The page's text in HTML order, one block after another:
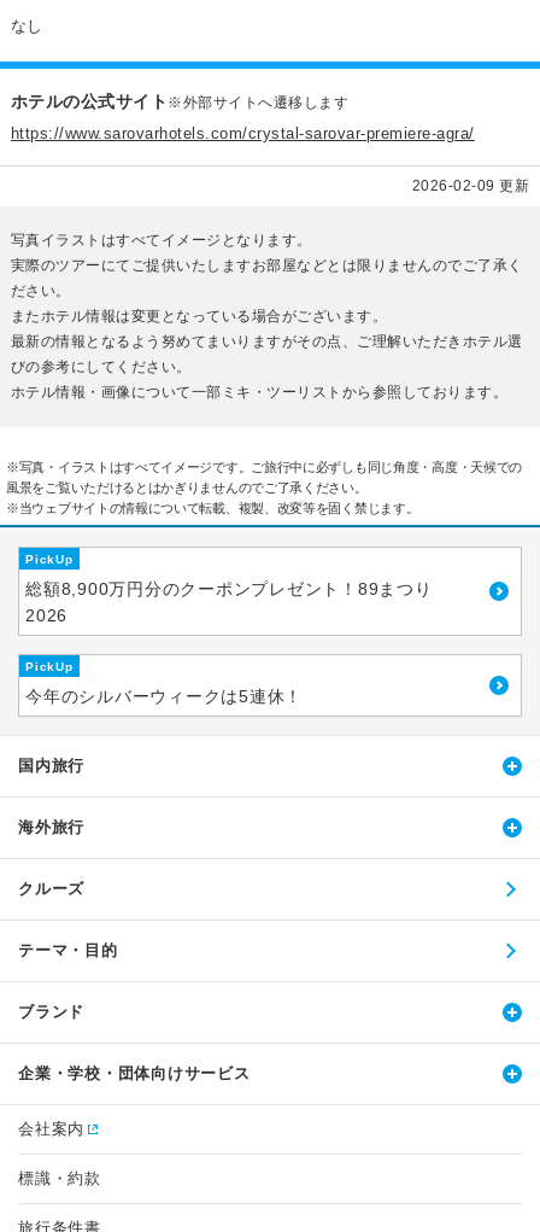
なし
ホテルの公式サイト ※外部サイトへ遷移します
https://www.sarovarhotels.com/crystal-sarovar-premiere-agra/
2026-02-09 更新
写真イラストはすべてイメージとなります。
実際のツアーにてご提供いたしますお部屋などとは限りませんのでご了承く
ださい。
またホテル情報は変更となっている場合がございます。
最新の情報となるよう努めてまいりますがその点、ご理解いただきホテル選
びの参考にしてください。
ホテル情報・画像について一部ミキ・ツーリストから参照しております。
※写真・イラストはすべてイメージです。ご旅行中に必ずしも同じ角度・高度・天候での
風景をご覧いただけるとはかぎりませんのでご了承ください。
※当ウェブサイトの情報について転載、複製、改変等を固く禁じます。
PickUp
総額8,900万円分のクーポンプレゼント！89まつり
2026
PickUp
今年のシルバーウィークは5連休！
国内旅行
海外旅行
クルーズ
テーマ・目的
ブランド
企業・学校・団体向けサービス
会社案内
標識・約款
旅行条件書